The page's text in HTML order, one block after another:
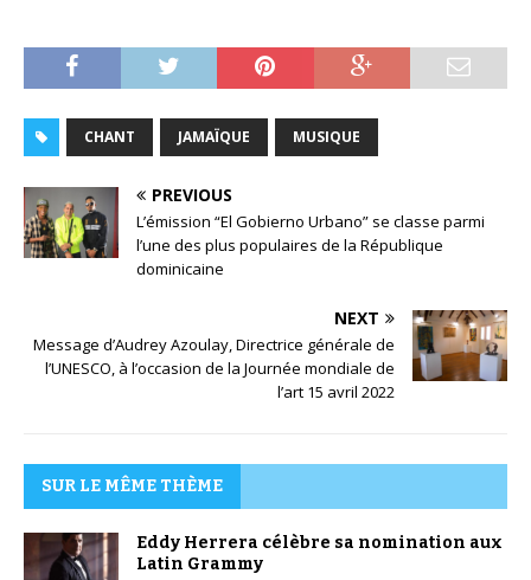
t
a
u
i
o
CHANT JAMAÏQUE MUSIQUE
PREVIOUS
L’émission “El Gobierno Urbano” se classe parmi
l’une des plus populaires de la République
dominicaine
NEXT
Message d’Audrey Azoulay, Directrice générale de
l’UNESCO, à l’occasion de la Journée mondiale de
l’art 15 avril 2022
SUR LE MÊME THÈME
Eddy Herrera célèbre sa nomination aux
Latin Grammy